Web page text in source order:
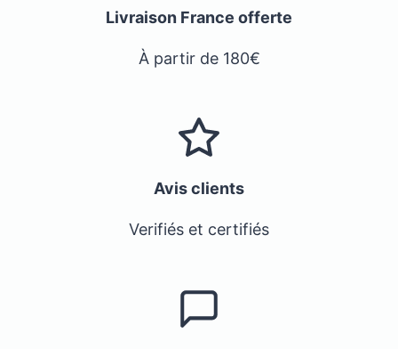
Livraison France offerte
À partir de 180€
Avis clients
Verifiés et certifiés